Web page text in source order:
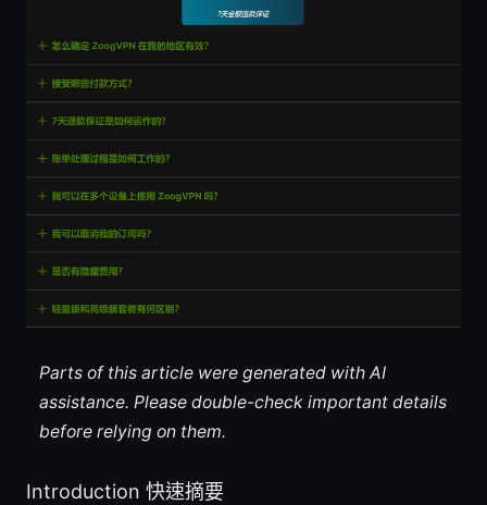
Parts of this article were generated with AI
assistance. Please double-check important details
before relying on them.
Introduction 快速摘要